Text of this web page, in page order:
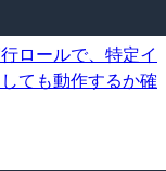
ロールで、特定イ
ても動作するか確